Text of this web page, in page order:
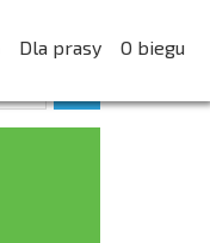
Dla prasy
O biegu